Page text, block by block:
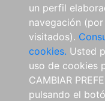
un perfil
navegación
visitados).
cookies. Usted
uso de cookies
CAMBIAR
pulsando el